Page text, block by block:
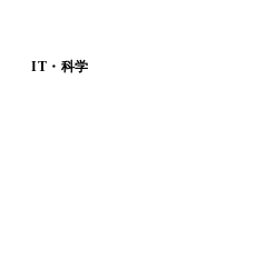
IT・科学